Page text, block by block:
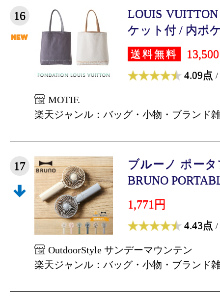
16
LOUIS
ケット付 / 内ポ
送料無料
4.09点 /
MOTIF.
楽天ジャンル：バッグ・小物・ブランド
17
ブルーノ ポー
BRUNO
1,771円
4.43点 /
OutdoorStyle サンデーマウンテン
楽天ジャンル：バッグ・小物・ブランド